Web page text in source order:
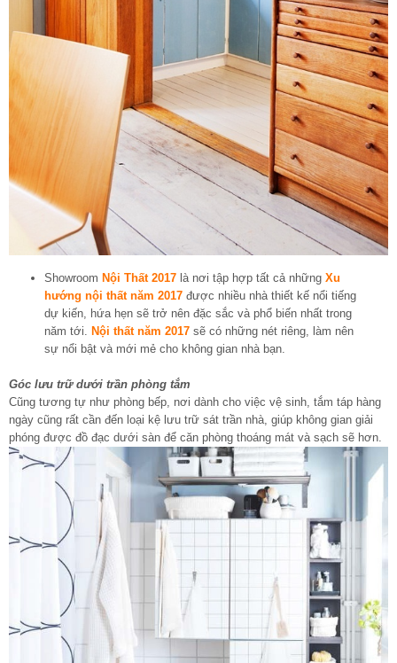
Showroom Nội Thất 2017 là nơi tập hợp tất cả những Xu
hướng nội thất năm 2017 được nhiều nhà thiết kế nổi tiếng
dự kiến, hứa hẹn sẽ trở nên đặc sắc và phổ biến nhất trong
năm tới. Nội thất năm 2017 sẽ có những nét riêng, làm nên
sự nổi bật và mới mẻ cho không gian nhà bạn.
Góc lưu trữ dưới trần phòng tắm
Cũng tương tự như phòng bếp, nơi dành cho việc vệ sinh, tắm táp hàng
ngày cũng rất cần đến loại kệ lưu trữ sát trần nhà, giúp không gian giải
phóng được đồ đạc dưới sàn để căn phòng thoáng mát và sạch sẽ hơn.